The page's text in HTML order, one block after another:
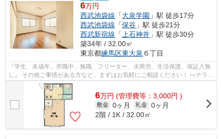
6万円
西武池袋線 「大泉学園 」駅 徒歩17分
西武池袋線 「保谷 」駅 徒歩21分
西武新宿線 「 上石神井 」駅 徒歩30分
築34年 / 32.00㎡
東京都練馬区東大泉 ６丁目
『学生、未成年、求職中、無職、フリーター、水商売、生活保護、保証人無
し』 その他ご事情がある方など、まずはお気軽にご相談ください！ べテラン
スタッフが対応致しますのでご希望...
6万円 (管理費等：3,000円 )
敷金 0ヶ月 礼金 0ヶ月
2階 / 1K / 32.00㎡